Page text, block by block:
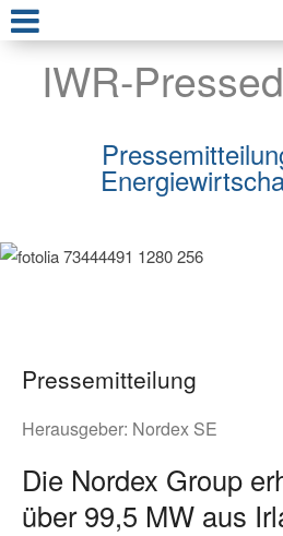
IWR-
Pressemitteilung
Herausgeber: Nordex SE
Die Nordex Group
über 99,5 MW aus